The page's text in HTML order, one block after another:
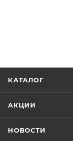
КАТАЛОГ
АКЦИИ
НОВОСТИ